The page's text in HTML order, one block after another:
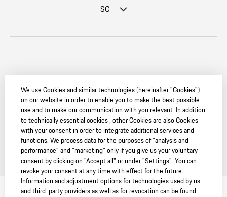
SC
© 2026 Dr. Ing. h.c. F. Porsche AG. — PORSCHE Christophorus
保时捷中国强烈建议您：只在授权的保时捷中心购买车辆和配件。
请点击这里获得更多信息。
环保信息公开
We use Cookies and similar technologies (hereinafter "Cookies")
on our website in order to enable you to make the best possible
use and to make our communication with you relevant. In addition
to technically essential cookies , other Cookies are also Cookies
with your consent in order to integrate additional services and
functions. We process data for the purposes of "analysis and
performance" and "marketing" only if you give us your voluntary
consent by clicking on "Accept all" or under "Settings". You can
revoke your consent at any time with effect for the future.
Information and adjustment options for technologies used by us
and third-party providers as well as for revocation can be found